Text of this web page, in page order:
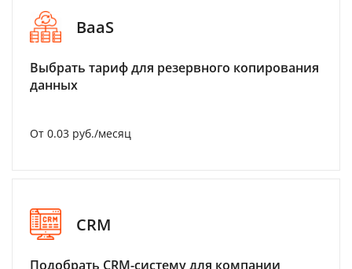
BaaS
Выбрать тариф для резервного копирования
данных
От 0.03 руб./месяц
CRM
Подобрать CRM-систему для компании